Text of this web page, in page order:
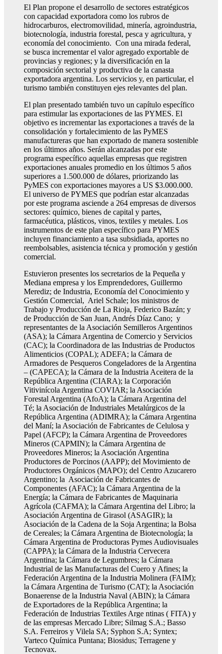
El Plan propone el desarrollo de sectores estratégicos
con capacidad exportadora como los rubros de
hidrocarburos, electromovilidad, minería, agroindustria,
biotecnología, industria forestal, pesca y agricultura, y
economía del conocimiento. Con una mirada federal,
se busca incrementar el valor agregado exportable de
provincias y regiones; y la diversificación en la
composición sectorial y productiva de la canasta
exportadora argentina. Los servicios y, en particular, el
turismo también constituyen ejes relevantes del plan.
El plan presentado también tuvo un capítulo específico
para estimular las exportaciones de las PYMES. El
objetivo es incrementar las exportaciones a través de la
consolidación y fortalecimiento de las PyMES
manufactureras que han exportado de manera sostenible
en los últimos años. Serán alcanzadas por este
programa específico aquellas empresas que registren
exportaciones anuales promedio en los últimos 5 años
superiores a 1.500.000 de dólares, priorizando las
PyMES con exportaciones mayores a US $3.000.000.
El universo de PYMES que podrían estar alcanzadas
por este programa asciende a 264 empresas de diversos
sectores: químico, bienes de capital y partes,
farmacéutica, plásticos, vinos, textiles y metales. Los
instrumentos de este plan específico para PYMES
incluyen financiamiento a tasa subsidiada, aportes no
reembolsables, asistencia técnica y promoción y gestión
comercial.
Estuvieron presentes los secretarios de la Pequeña y
Mediana empresa y los Emprendedores, Guillermo
Merediz; de Industria, Economía del Conocimiento y
Gestión Comercial, Ariel Schale; los ministros de
Trabajo y Producción de La Rioja, Federico Bazán; y
de Producción de San Juan, Andrés Díaz Cano; y
representantes de la Asociación Semilleros Argentinos
(ASA); la Cámara Argentina de Comercio y Servicios
(CAC); la Coordinadora de las Industrias de Productos
Alimenticios (COPAL); ADEFA; la Cámara de
Armadores de Pesqueros Congeladores de la Argentina
– (CAPECA); la Cámara de la Industria Aceitera de la
República Argentina (CIARA); la Corporación
Vitivinícola Argentina COVIAR; la Asociación
Forestal Argentina (AfoA); la Cámara Argentina del
Té; la Asociación de Industriales Metalúrgicos de la
República Argentina (ADIMRA); la Cámara Argentina
del Maní; la Asociación de Fabricantes de Celulosa y
Papel (AFCP); la Cámara Argentina de Proveedores
Mineros (CAPMIN); la Cámara Argentina de
Proveedores Mineros; la Asociación Argentina
Productores de Porcinos (AAPP); del Movimiento de
Productores Orgánicos (MAPO); del Centro Azucarero
Argentino; la Asociación de Fabricantes de
Componentes (AFAC); la Cámara Argentina de la
Energía; la Cámara de Fabricantes de Maquinaria
Agrícola (CAFMA); la Cámara Argentina del Libro; la
Asociación Argentina de Girasol (ASAGIR); la
Asociación de la Cadena de la Soja Argentina; la Bolsa
de Cereales; la Cámara Argentina de Biotecnología; la
Cámara Argentina de Productoras Pymes Audiovisuales
(CAPPA); la Cámara de la Industria Cervecera
Argentina; la Cámara de Legumbres; la Cámara
Industrial de las Manufacturas del Cuero y Afines; la
Federación Argentina de la Industria Molinera (FAIM);
la Cámara Argentina de Turismo (CAT); la Asociación
Bonaerense de la Industria Naval (ABIN); la Cámara
de Exportadores de la República Argentina; la
Federación de Industrias Textiles Arge ntinas ( FITA) y
de las empresas Mercado Libre; Silmag S.A.; Basso
S.A. Ferreiros y Vilela SA; Syphon S.A; Syntex;
Varteco Química Puntana; Biosidus; Terragene y
Tecnovax.